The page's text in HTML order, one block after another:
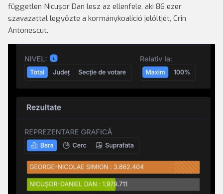
független Nicușor Dan lesz az ellenfele, aki 86 ezer
szavazattal legyőzte a kormánykoalíció jelöltjét, Crin
Antonescut.